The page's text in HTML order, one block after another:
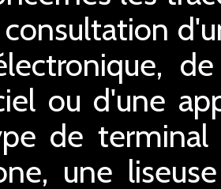
ou d'une
de terminal
une